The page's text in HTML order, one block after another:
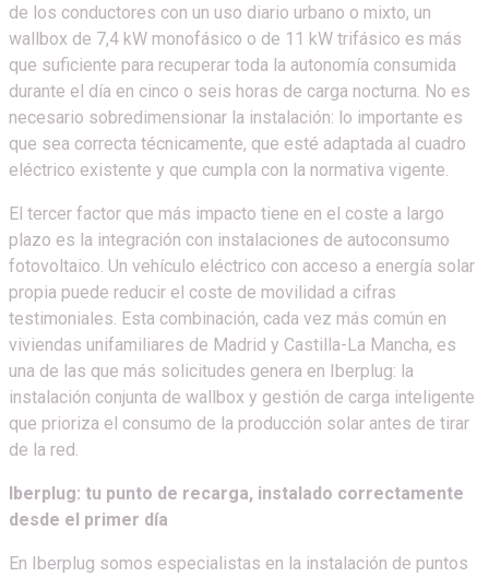
de los conductores con un uso diario urbano o mixto, un
wallbox de 7,4 kW monofásico o de 11 kW trifásico es más
que suficiente para recuperar toda la autonomía consumida
durante el día en cinco o seis horas de carga nocturna. No es
necesario sobredimensionar la instalación: lo importante es
que sea correcta técnicamente, que esté adaptada al cuadro
eléctrico existente y que cumpla con la normativa vigente.
El tercer factor que más impacto tiene en el coste a largo
plazo es la integración con instalaciones de autoconsumo
fotovoltaico. Un vehículo eléctrico con acceso a energía solar
propia puede reducir el coste de movilidad a cifras
testimoniales. Esta combinación, cada vez más común en
viviendas unifamiliares de Madrid y Castilla-La Mancha, es
una de las que más solicitudes genera en Iberplug: la
instalación conjunta de wallbox y gestión de carga inteligente
que prioriza el consumo de la producción solar antes de tirar
de la red.
Iberplug: tu punto de recarga, instalado correctamente
desde el primer día
En Iberplug somos especialistas en la instalación de puntos